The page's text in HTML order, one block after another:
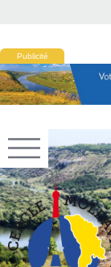
Publicité